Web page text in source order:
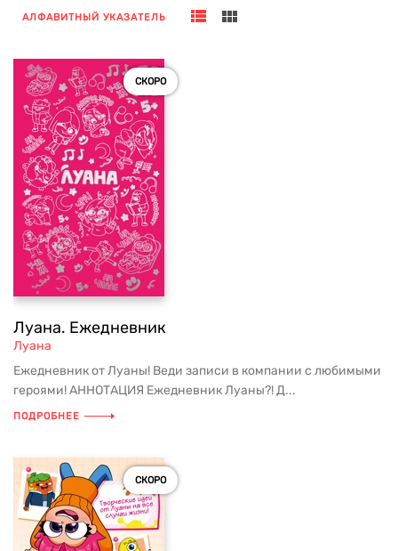
АЛФАВИТНЫЙ УКАЗАТЕЛЬ
СКОРО
Луана. Ежедневник
Луана
Ежедневник от Луаны! Веди записи в компании с любимыми
героями! АННОТАЦИЯ Ежедневник Луаны?! Д...
ПОДРОБНЕЕ
СКОРО